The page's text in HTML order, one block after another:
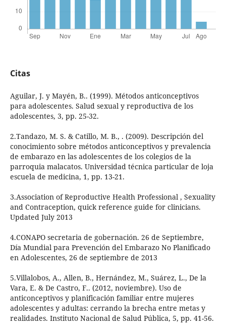
Citas
Aguilar, J. y Mayén, B.. (1999). Métodos anticonceptivos
para adolescentes. Salud sexual y reproductiva de los
adolescentes, 3, pp. 25-32.
2.Tandazo, M. S. & Catillo, M. B., . (2009). Descripción del
conocimiento sobre métodos anticonceptivos y prevalencia
de embarazo en las adolescentes de los colegios de la
parroquia malacatos. Universidad técnica particular de loja
escuela de medicina, 1, pp. 13-21.
3.Association of Reproductive Health Professional , Sexuality
and Contraception, quick reference guide for clinicians.
Updated July 2013
4.CONAPO secretaria de gobernación. 26 de Septiembre,
Día Mundial para Prevención del Embarazo No Planificado
en Adolescentes, 26 de septiembre de 2013
5.Villalobos, A., Allen, B., Hernández, M., Suárez, L., De la
Vara, E. & De Castro, F.. (2012, noviembre). Uso de
anticonceptivos y planificación familiar entre mujeres
adolescentes y adultas: cerrando la brecha entre metas y
realidades. Instituto Nacional de Salud Pública, 5, pp. 41-56.